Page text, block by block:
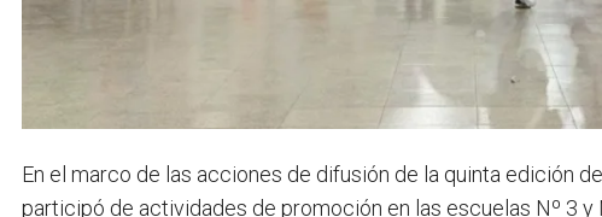
En el marco de las acciones de difusión de la quinta edición
participó de actividades de promoción en las escuelas Nº 3